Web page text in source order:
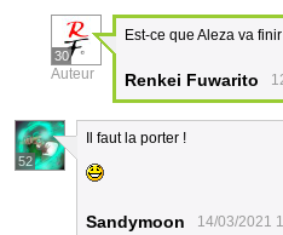
30
Auteur
Est-ce que Aleza va
Renkei Fuwarito
52
Il faut la porter !
Sandymoon 14/03/2021